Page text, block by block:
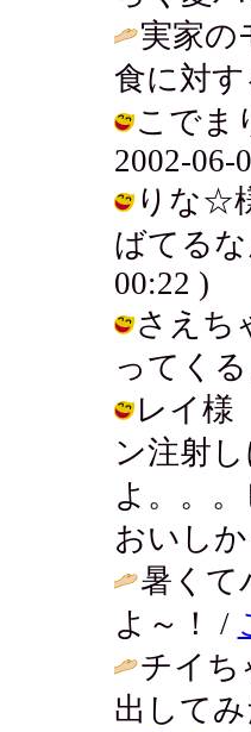
実家の
食に対
こでま
2002-06-
りな☆
ばてる
00:22 )
さえち
ってく
レイ様
ン注射
よ。。
おいし
暑くて
よ～！ /
チイち
出して